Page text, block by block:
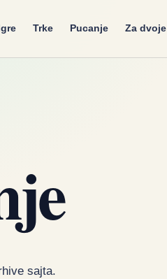
Trke Pucanje Za dvoje
sajta.